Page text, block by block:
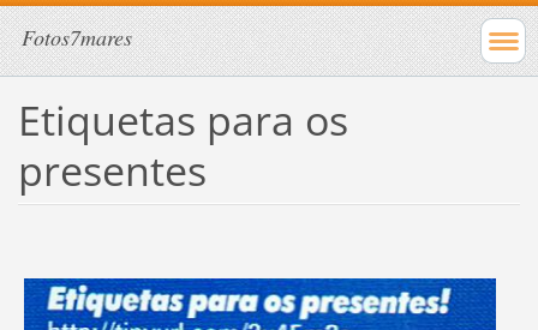
Fotos7mares
Etiquetas para os
presentes